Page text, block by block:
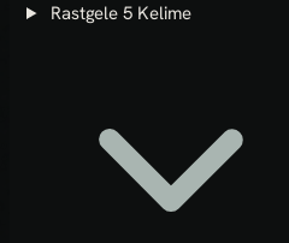
Rastgele 5 Kelime